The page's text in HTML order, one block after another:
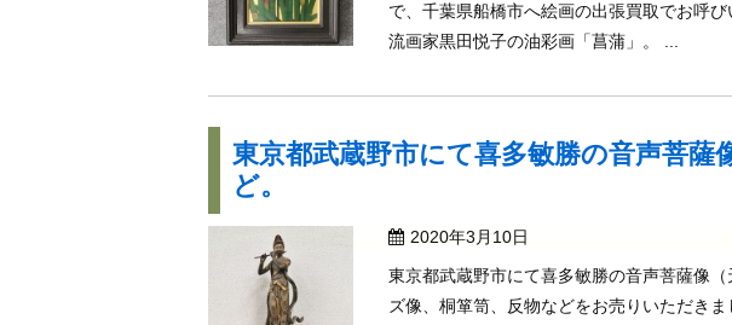
で、千葉県船橋市へ絵画の出張買取でお呼
流画家黒田悦子の油彩画「菖蒲」。 ...
東京都武蔵野市にて喜多敏勝の音声菩薩
ど。
2020年3月10日
東京都武蔵野市にて喜多敏勝の音声菩薩像
ズ像、桐箪笥、反物などをお売りいただき